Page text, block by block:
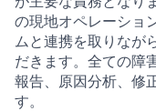
の現地オペレーショ
ムと連携を取りなが
だきます。全ての障
報告、原因分析、修
す。